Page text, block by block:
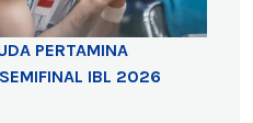
PERTAMINA
IBL 2026